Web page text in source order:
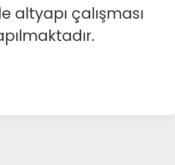
altyapı çalışması